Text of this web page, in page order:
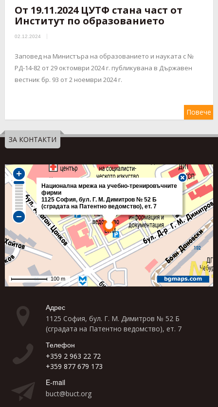
От 19.11.2024 ЦУТФ стана част от
Институт по образованието
02.12.2024
Заповед на Министъра на образованието и науката с №
РД-14-82 от 29 октомври 2024 г. публикувана в Държавен
вестник бр. 93 от 2 ноември 2024 г.
Повече
ЗА КОНТАКТИ
Адрес
1125 София, бул. Г. М. Димитров № 52 Б
(сградата на Патентно ведомство), ет. 7
Телефон
+359 2 963 22 72
+359 877 679 173
E-mail
buct@buct.org